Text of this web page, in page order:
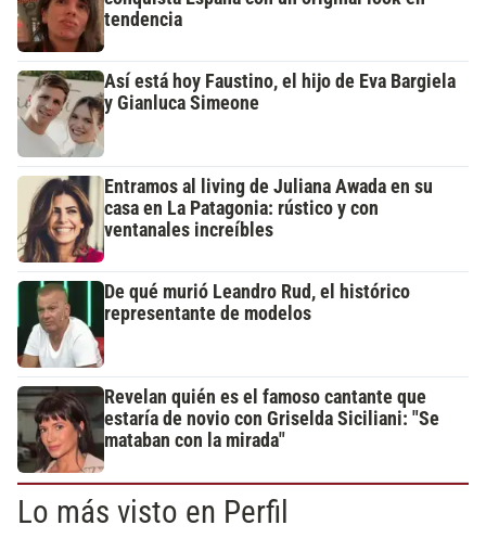
tendencia
Así está hoy Faustino, el hijo de Eva Bargiela
y Gianluca Simeone
Entramos al living de Juliana Awada en su
casa en La Patagonia: rústico y con
ventanales increíbles
De qué murió Leandro Rud, el histórico
representante de modelos
Revelan quién es el famoso cantante que
estaría de novio con Griselda Siciliani: "Se
mataban con la mirada"
Lo más visto en Perfil